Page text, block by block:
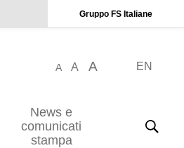
Gruppo FS Italiane
A A A EN
News e
comunicati
stampa